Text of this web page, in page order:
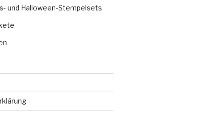
und Halloween-Stempelsets